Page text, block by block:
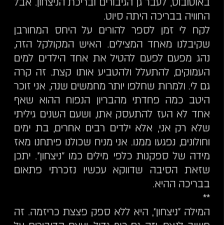
החוויה בבריכה היתה סיוט.
לקח לי זמן לספר להורים על היחס המחורבן
שקיבלנו מאחד המצילים. האיש המקולקל הזה,
נהג מפעם לפעם להטיל את אחד הילדים למים
העמוקים, להתעלל ולהטביע אותו קצת. זה קרה
גם לי. ולמרות שחלפו יותר מחמשים שנה, אני זוכר
היטב כמה פחדתי מהבריון הנפוח ההוא שאף
אחד לא העז להתעסק אתו, ושעם השנים גיליתי
שלא רק אני, אלא ילדים רבים אחרים, בת ימים
וחולונים, נפגעו ממנו. אני מניח שכולנו פיתחנו מאז
מידה של ספקנות כלפי מילים כמו "ניצחון". יתכן
שזאת הסיבה שדווקא עכשיו נזכרתי פתאום
בבריכה ההיא.
**
המילה "ניצחון", היא ללא ספק פצצת כריזמה. זה